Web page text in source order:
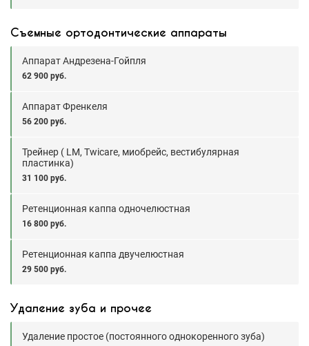
Съемные ортодонтические аппараты
Аппарат Андрезена-Гойпля
62 900 руб.
Аппарат Френкеля
56 200 руб.
Трейнер ( LM, Twicare, миобрейс, вестибулярная
пластинка)
31 100 руб.
Ретенционная каппа одночелюстная
16 800 руб.
Ретенционная каппа двучелюстная
29 500 руб.
Удаление зуба и прочее
Удаление простое (постоянного однокоренного зуба)